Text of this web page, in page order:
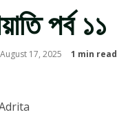
পর্ব ১১
August 17, 2025 1 min read